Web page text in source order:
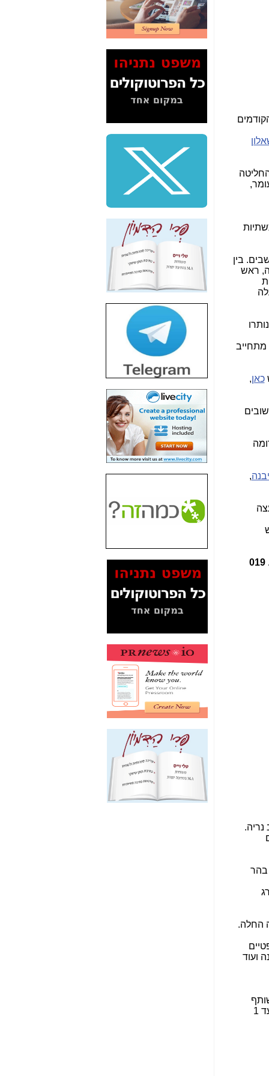
הוא כזה: בזק תפרוס סיבים בפריסה שתגיע לכ-50% מהתושבים. בין
ראש
מתחייב
כאן,
,
019
נריה.
בהר
החלה.
ועוד
משותף
שכולל את חברות טלראן, אקספייבר [Xfiber] ואינטרנט רימון • המיזם יציע אינטרנט מהיר ומסונן במהירות של עד 1
2" על תעלולי השר
משה כחלון -כאן
המשך חשיפת הבלוף
ששמו "מהפיכת
הסלולר" ואיך מסרסים
כאן
סיכום ביקור בסיליקון
משקיעות ומפתחות
באותם תחומים -כאן
שלמה פילבר (עד
לאחרונה מנכ"ל משרד
התקשורת) - עד
מדינה? הצחקתם
"יש אפליה בחקירה"?
חשיפה: למה השר
משה כחלון לא נחקר
עד היום? -
כאן
חשיפת חשד לשחיתות
הדומה לזו של "תיק
הסלולר -כאן
חשיפת מה שלא
רוצים שתדעו בעניין
פריסת אנלימיטד
(בניחוח בלתי נסבל) -
כאן
חשיפה: איוב קרא
אישר לקבוצת סלקום
בדיוק מה שביבי אישר
כאן
האם השר איוב קרא
היה צריך בכלל לחתום
על האישור, שנתן
האם ביבי וקרא קבלו
בכלל תמורה עבור
ההטבות הרגולטוריות
המסמכים בנושא בזק-
Yes (תיק 4000)
מוכיחים "תפירת תיק"
לאיש הלא נכון! -כאן
עובדות ומסמכים
האם ביבי כשר
תקשורת עזר לקב'
בזק? -כאן
מה מקור ה-Fake
News שהביא לתפירת
תיק לביבי והעלמת
החשודים הנכונים -כאן
אחת הרגליים של "תיק
4000 התפור"
התמוטטה היום
בניצחון (כפול) של בזק
-
כאן
איך כתבות מפנקות